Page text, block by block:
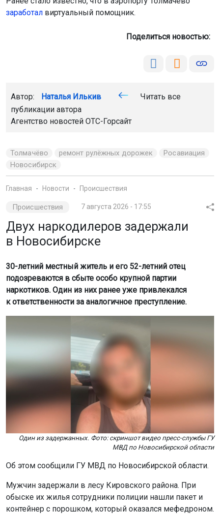
заработал виртуальный помощник.
Поделиться новостью:
Автор: Наталья Илькив
Читать все
публикации автора
Агентство новостей ОТС-Горсайт
Толмачёво ремонт рулёжных дорожек
Росавиация
Новосибирск
Главная Новости Происшествия
Происшествия 7 августа 2026 - 17:55
Двух наркодилеров задержали
в Новосибирске
30-летний местный житель и его 52-летний отец
подозреваются в сбыте особо крупной партии
наркотиков. Один из них ранее уже привлекался
к ответственности за аналогичное преступление.
Один из задержанных. Фото: скриншот видео пресс-службы ГУ
МВД по Новосибирской области
Об этом сообщили ГУ МВД по Новосибирской области.
Мужчин задержали в лесу Кировского района. При
обыске их жилья сотрудники полиции нашли пакет и
контейнер с порошком, который оказался мефедроном.